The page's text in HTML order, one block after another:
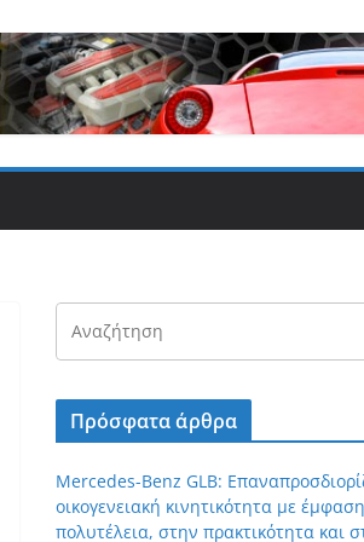
Πρόσφατα άρθρα
Mercedes-Benz GLB:
οικογενειακή κινητικότητα με
πολυτέλεια, στην πρακτικότητα και